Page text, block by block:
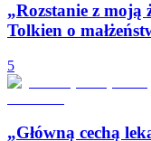
„Rozstanie z moją
Tolkien o
5
„Główną cechą